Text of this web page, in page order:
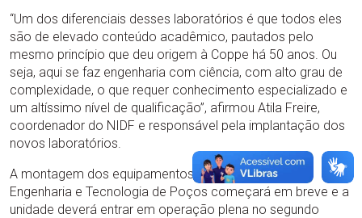
“Um dos diferenciais desses laboratórios é que todos eles
são de elevado conteúdo acadêmico, pautados pelo
mesmo princípio que deu origem à Coppe há 50 anos. Ou
seja, aqui se faz engenharia com ciência, com alto grau de
complexidade, o que requer conhecimento especializado e
um altíssimo nível de qualificação”, afirmou Atila Freire,
coordenador do NIDF e responsável pela implantação dos
novos laboratórios.
A montagem dos equipamentos do Laboratório de
Engenharia e Tecnologia de Poços começará em breve e a
unidade deverá entrar em operação plena no segundo